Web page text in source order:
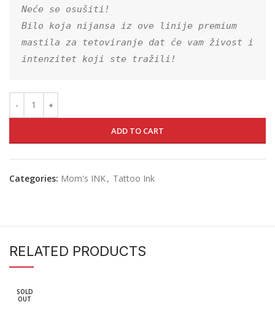
Neće se osušiti!
Bilo koja nijansa iz ove linije premium
mastila za tetoviranje dat će vam živost i
intenzitet koji ste tražili!
ADD TO CART
Categories: Mom's INK, Tattoo Ink
RELATED PRODUCTS
SOLD
OUT